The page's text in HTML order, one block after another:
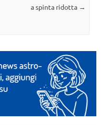
a spinta ridotta →